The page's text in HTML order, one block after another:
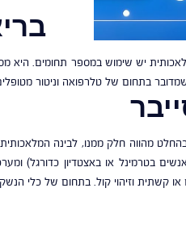
יש שימוש במספר תחומים. היא
בתחום של טלרפואה וניטור
מהווה חלק ממנו, לבינה
בטרמינל או באצטדיון כדורגל)
קשתית וזיהוי קול. בתחום של כלי הנשק